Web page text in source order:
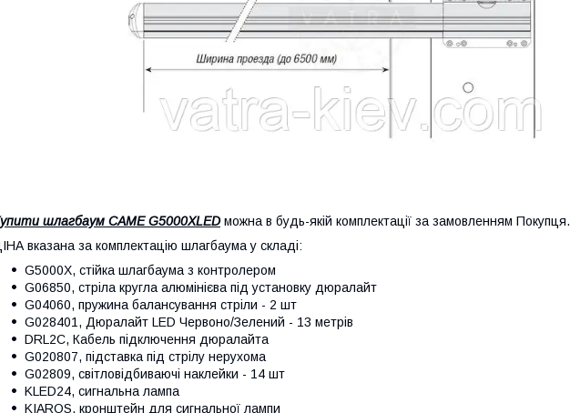
шлагбаум CAMEG5000XLEDможна в будь-якій комплектації за замовленням Покупця.
вказана за комплектацію шлагбаума у складі:
G5000X, стійка шлагбаума з контролером
G06850, стріла кругла алюмінієва під установку дюралайт
G04060, пружина балансування стріли - 2 шт
G028401, Дюралайт LED Червоно/Зелений - 13 метрів
DRL2C, Кабель підключення дюралайта
G020807, підставка під стрілу нерухома
G02809, світловідбиваючі наклейки - 14 шт
KLED24, сигнальна лампа
KIAROS, кронштейн для сигнальної лампи